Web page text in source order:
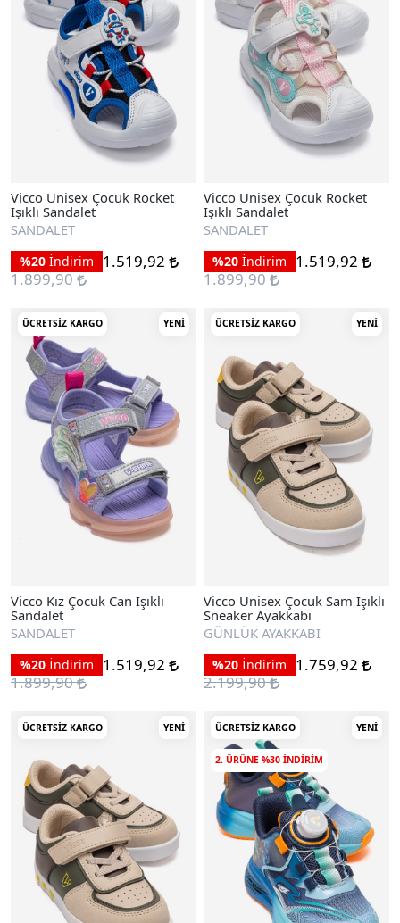
Vicco Unisex Çocuk Rocket
Işıklı Sandalet
SANDALET
%20 İndirim
1.519,92
1.899,90
Vicco Unisex Çocuk Rocket
Işıklı Sandalet
SANDALET
%20 İndirim
1.519,92
1.899,90
ÜCRETSIZ KARGO YENI
Vicco Kız Çocuk Can Işıklı
Sandalet
SANDALET
%20 İndirim
1.519,92
1.899,90
ÜCRETSIZ KARGO YENI
Vicco Unisex Çocuk Sam Işıklı
Sneaker Ayakkabı
GÜNLÜK AYAKKABI
%20 İndirim
1.759,92
2.199,90
ÜCRETSIZ KARGO YENI ÜCRETSIZ KARGO YENI
2. ÜRÜNE %30 INDIRIM